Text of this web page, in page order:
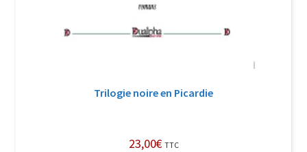
Trilogie noire en Picardie
23,00€ TTC